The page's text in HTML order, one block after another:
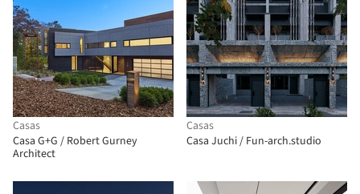
Casas
Casa G+G / Robert Gurney
Architect
Casas
Casa Juchi / Fun-arch.studio